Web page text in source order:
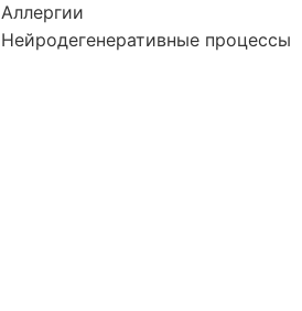
Аллергии
Нейродегенеративные процессы